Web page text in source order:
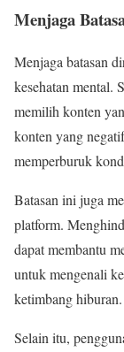
Menjaga
Menjaga batasan
kesehatan mental.
memilih konten
konten yang
memperburuk
Batasan ini juga
platform.
dapat membantu
untuk mengenali
ketimbang hiburan.
Selain itu,